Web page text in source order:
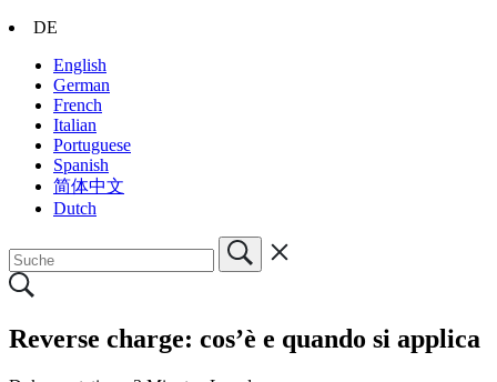
DE
English
German
French
Italian
Portuguese
Spanish
简体中文
Dutch
Reverse charge: cos’è e quando si applica